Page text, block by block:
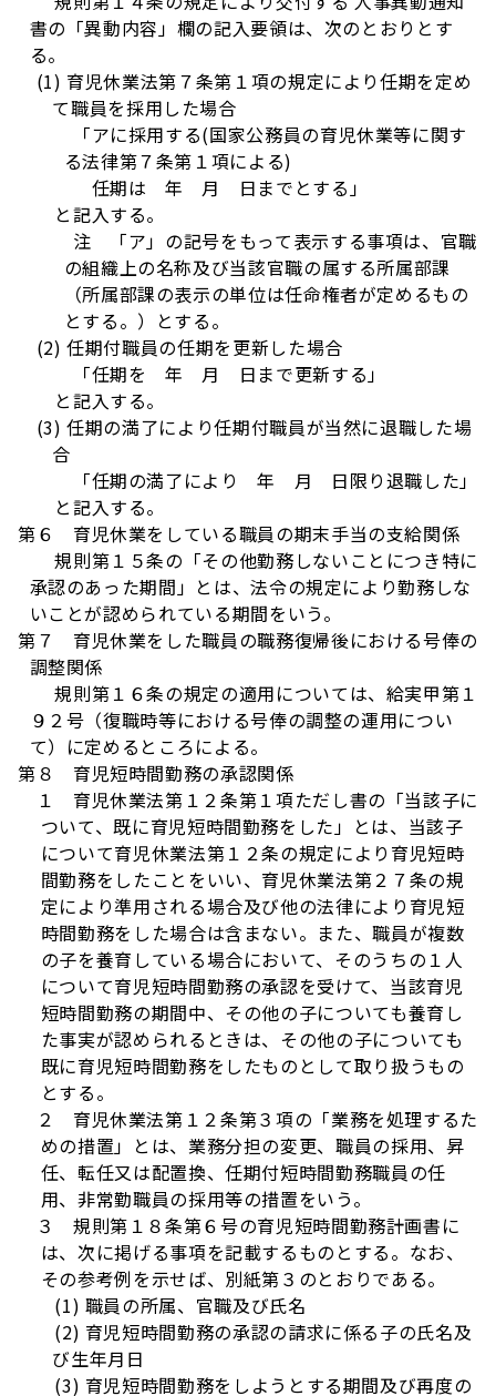
書の「異動内容」欄の記入要領は、次のとおりとす
る。
(1) 育児休業法第７条第１項の規定により任期を定め
て職員を採用した場合
「アに採用する(国家公務員の育児休業等に関す
る法律第７条第１項による)
任期は 年 月 日までとする」
と記入する。
注 「ア」の記号をもって表示する事項は、官職
の組織上の名称及び当該官職の属する所属部課
（所属部課の表示の単位は任命権者が定めるもの
とする。）とする。
(2) 任期付職員の任期を更新した場合
「任期を 年 月 日まで更新する」
と記入する。
(3) 任期の満了により任期付職員が当然に退職した場
合
「任期の満了により 年 月 日限り退職した」
と記入する。
第６ 育児休業をしている職員の期末手当の支給関係
規則第１５条の「その他勤務しないことにつき特に
承認のあった期間」とは、法令の規定により勤務しな
いことが認められている期間をいう。
第７ 育児休業をした職員の職務復帰後における号俸の
調整関係
規則第１６条の規定の適用については、給実甲第１
９２号（復職時等における号俸の調整の運用につい
て）に定めるところによる。
第８ 育児短時間勤務の承認関係
１ 育児休業法第１２条第１項ただし書の「当該子に
ついて、既に育児短時間勤務をした」とは、当該子
について育児休業法第１２条の規定により育児短時
間勤務をしたことをいい、育児休業法第２７条の規
定により準用される場合及び他の法律により育児短
時間勤務をした場合は含まない。また、職員が複数
の子を養育している場合において、そのうちの１人
について育児短時間勤務の承認を受けて、当該育児
短時間勤務の期間中、その他の子についても養育し
た事実が認められるときは、その他の子についても
既に育児短時間勤務をしたものとして取り扱うもの
とする。
２ 育児休業法第１２条第３項の「業務を処理するた
めの措置」とは、業務分担の変更、職員の採用、昇
任、転任又は配置換、任期付短時間勤務職員の任
用、非常勤職員の採用等の措置をいう。
３ 規則第１８条第６号の育児短時間勤務計画書に
は、次に掲げる事項を記載するものとする。なお、
その参考例を示せば、別紙第３のとおりである。
(1) 職員の所属、官職及び氏名
(2) 育児短時間勤務の承認の請求に係る子の氏名及
び生年月日
(3) 育児短時間勤務をしようとする期間及び再度の